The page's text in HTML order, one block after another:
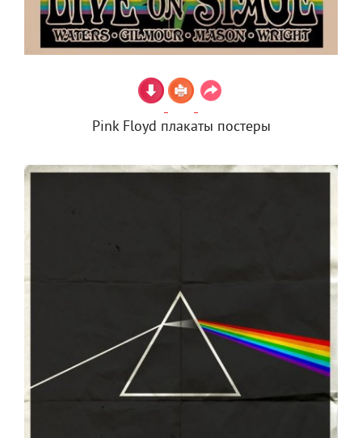
Pink Floyd плакаты постеры